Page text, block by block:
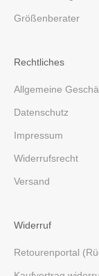
Größenberater
Rechtliches
Allgemeine
Datenschutz
Impressum
Widerrufsrecht
Versand
Widerruf
Retourenportal